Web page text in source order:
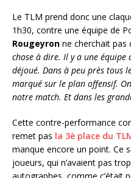
Le TLM prend donc une
1h30, contre une équipe de
Rougeyron ne cherchait pas
chose à dire. Il y a une
déjoué. Dans à peu près tous
marqué sur le plan offensif.
notre match. Et dans les
Cette contre-performance
remet pas la 3è place du
manque encore un point. Ce
joueurs, qui n’avaient pas